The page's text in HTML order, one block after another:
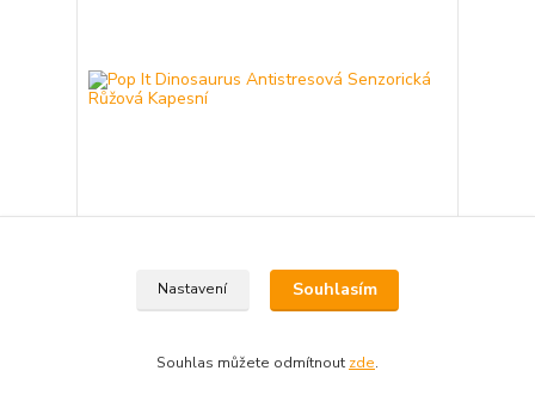
Pop It Dinosaurus Antistresová Senzorická
bez DPH
Nastavení Souhlasím
Souhlas můžete odmítnout zde.